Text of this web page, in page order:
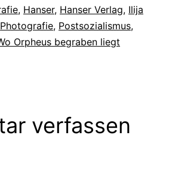
, Hanser, Hanser Verlag, Ilija
Photografie, Postsozialismus,
Orpheus begraben liegt
verfassen